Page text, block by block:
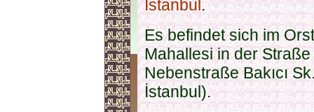
Istanbul.
Es befindet sich im
Mahallesi in der
Nebenstraße Bakıcı
İstanbul).